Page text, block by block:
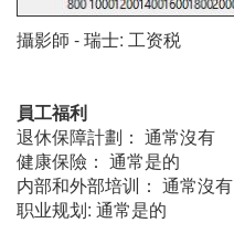
攝影師 - 瑞士: 工资税
員工福利
退休保障計劃： 通常沒有
健康保險： 通常是的
内部和外部培训： 通常沒有
职业规划: 通常是的